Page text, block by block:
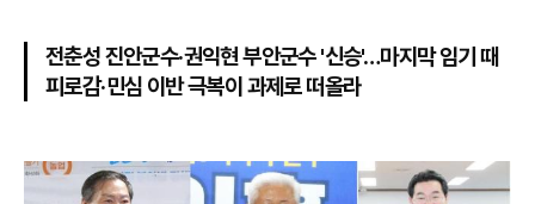
기
전춘성 진안군수·권익현 부안군수 '신승'…마지막 임기 때
피로감·민심 이반 극복이 과제로 떠올라